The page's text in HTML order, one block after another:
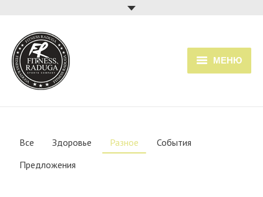
МЕНЮ
Прайс
Все Здоровье Разное
События
Предложения